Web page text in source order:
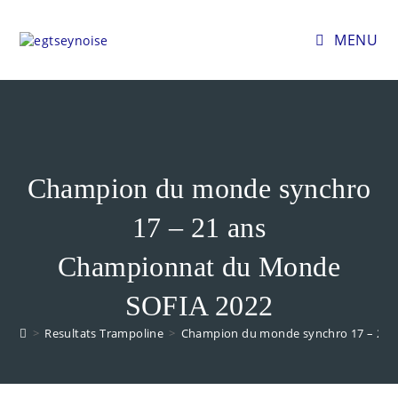
MENU
Champion du monde synchro
17 – 21 ans
Championnat du Monde
SOFIA 2022
> Resultats Trampoline > Champion du monde synchro 17 – 21